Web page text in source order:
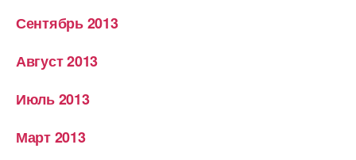
Сентябрь 2013
Август 2013
Июль 2013
Март 2013